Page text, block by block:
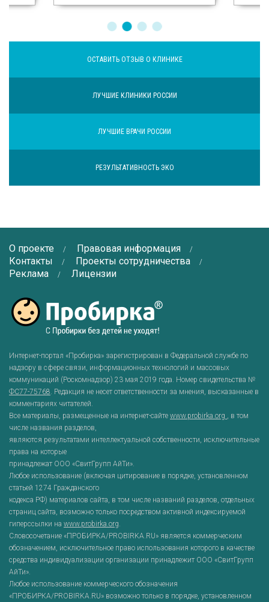
ОСТАВИТЬ ОТЗЫВ О КЛИНИКЕ
ЛУЧШИЕ КЛИНИКИ РОССИИ
ЛУЧШИЕ ВРАЧИ РОССИИ
РЕЗУЛЬТАТИВНОСТЬ ЭКО
О проекте
Правовая информация
Контакты
Проекты сотрудничества
Реклама
Лицензии
Интернет-портал «Пробирка» зарегистрирован в Федеральной службе по
надзору в сфере связи, информационных технологий и массовых
коммуникаций (Роскомнадзор) 23 мая 2019 года. Номер свидетельства №
ФС77-75768. Редакция не несет ответственности за мнения, высказанные в
комментариях читателей.
Все материалы, размещенные на интернет-сайте www.probirka.org , в том
числе названия разделов,
являются результатами интеллектуальной собственности, исключительные
права на которые
принадлежат ООО «СвитГрупп АйТи».
Любое использование (включая цитирование в порядке, установленном
статьей 1274 Гражданского
кодекса РФ) материалов сайта, в том числе названий разделов, отдельных
страниц сайта, возможно только посредством активной индексируемой
гиперссылки на www.probirka.org.
Словосочетание «ПРОБИРКА/PROBIRKA.RU» является коммерческим
обозначением, исключительное право использования которого в качестве
средства индивидуализации организации принадлежит ООО «СвитГрупп
АйТи».
Любое использование коммерческого обозначения
«ПРОБИРКА/PROBIRKA.RU» возможно только в порядке, установленном